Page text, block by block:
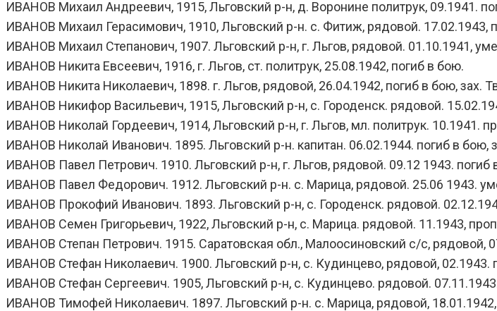
ИВАНОВ Михаил Андреевич, 1915, Льговский р-н, д. Воронине политрук, 09.1941.
ИВАНОВ Михаил Герасимович, 1910, Льговский р-н. с. Фитиж, рядовой. 17.02.1943,
ИВАНОВ Михаил Степанович, 1907. Льговский р-н, г. Льгов, рядовой. 01.10.1941,
ИВАНОВ Никита Евсеевич, 1916, г. Льгов, ст. политрук, 25.08.1942, погиб в бою.
ИВАНОВ Никита Николаевич, 1898. г. Льгов, рядовой, 26.04.1942, погиб в бою, зах.
ИВАНОВ Никифор Васильевич, 1915, Льговский р-н, с. Городенск. рядовой.
ИВАНОВ Николай Гордеевич, 1914, Льговский р-н, г. Льгов, мл. политрук. 10.1941.
ИВАНОВ Николай Иванович. 1895. Льговский р-н. капитан. 06.02.1944. погиб в бою,
ИВАНОВ Павел Петрович. 1910. Льговский р-н, г. Льгов, рядовой. 09.12 1943.
ИВАНОВ Павел Федорович. 1912. Льговский р-н. с. Марица, рядовой. 25.06 1943.
ИВАНОВ Прокофий Иванович. 1893. Льговский р-н, с. Городенск. рядовой.
ИВАНОВ Семен Григорьевич, 1922, Льговский р-н, с. Марица. рядовой. 11.1943,
ИВАНОВ Степан Петрович. 1915. Саратовская обл., Малоосиновский с/с, рядовой,
ИВАНОВ Стефан Николаевич. 1900. Льговский р-н, с. Кудинцево, рядовой, 02.1943.
ИВАНОВ Стефан Сергеевич. 1905, Льговский р-н, с. Кудинцево. рядовой.
ИВАНОВ Тимофей Николаевич. 1897. Льговский р-н. с. Марица, рядовой,